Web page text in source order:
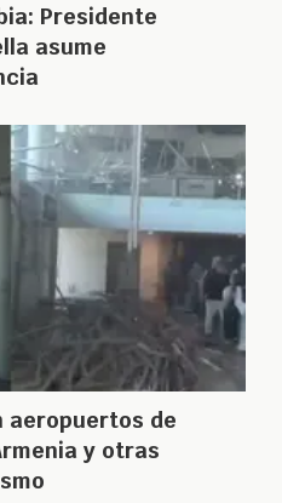
Presidente
asume
aeropuertos de
y otras